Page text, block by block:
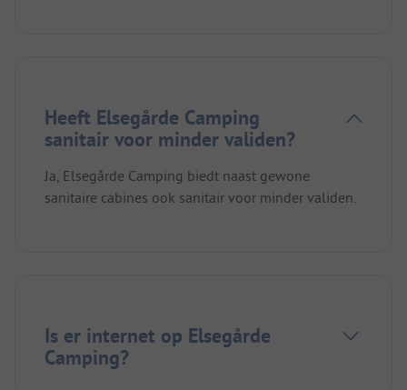
Heeft Elsegårde Camping
sanitair voor minder validen?
Ja, Elsegårde Camping biedt naast gewone
sanitaire cabines ook sanitair voor minder validen.
Is er internet op Elsegårde
Camping?